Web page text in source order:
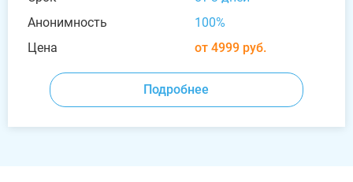
Анонимность
100%
Цена
от 4999 руб.
Подробнее